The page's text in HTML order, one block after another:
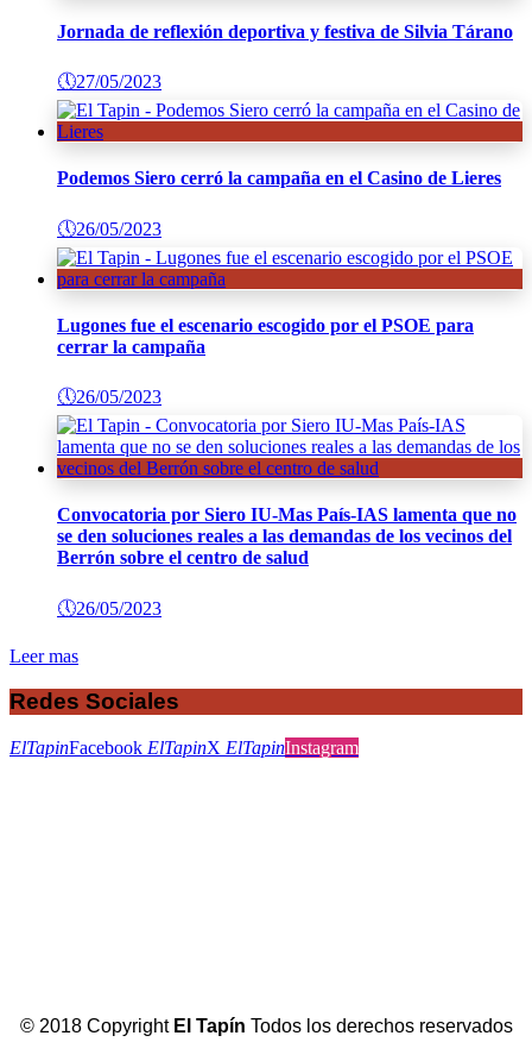
Jornada de reflexión deportiva y festiva de Silvia Tárano
🕔27/05/2023
Podemos Siero cerró la campaña en el Casino de Lieres
🕔26/05/2023
Lugones fue el escenario escogido por el PSOE para
cerrar la campaña
🕔26/05/2023
Convocatoria por Siero IU-Mas País-IAS lamenta que no
se den soluciones reales a las demandas de los vecinos del
Berrón sobre el centro de salud
🕔26/05/2023
Leer mas
Redes Sociales
ElTapinFacebook ElTapinX ElTapinInstagram
© 2018 Copyright El Tapín Todos los derechos reservados